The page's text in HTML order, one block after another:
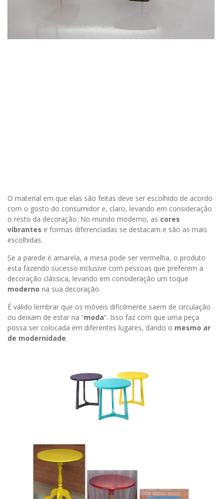
O material em que elas são feitas deve ser escolhido de acordo
com o gosto do consumidor e, claro, levando em consideração
o resto da decoração. No mundo moderno, as cores
vibrantes e formas diferenciadas se destacam e são as mais
escolhidas.
Se a parede é amarela, a mesa pode ser vermelha, o produto
esta fazendo sucesso inclusive com pessoas que preferem a
decoração clássica, levando em consideração um toque
moderno na sua decoração.
É válido lembrar que os móveis dificilmente saem de circulação
ou deixam de estar na “moda”. Isso faz com que uma peça
possa ser colocada em diferentes lugares, dando o mesmo ar
de modernidade.